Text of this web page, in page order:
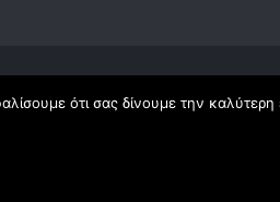
2018. All Rights Reserved |
ότι σας δίνουμε την